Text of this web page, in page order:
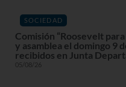
SOCIEDAD
Comisión “Roosevelt
y asamblea el domingo 9
recibidos en Junta
05/08/26